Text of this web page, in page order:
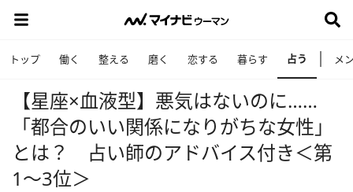
トップ 働く 整える 磨く 恋する 暮らす 占う メ
【星座×血液型】悪気はないのに……
「都合のいい関係になりがちな女性」
とは？ 占い師のアドバイス付き＜第
1～3位＞